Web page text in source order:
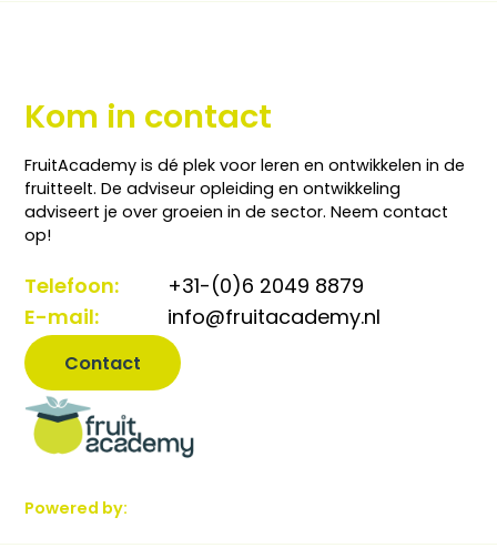
Kom in contact
FruitAcademy is dé plek voor leren en ontwikkelen in de
fruitteelt. De adviseur opleiding en ontwikkeling
adviseert je over groeien in de sector. Neem contact
op!
Telefoon:
+31-(0)6 2049 8879
E-mail:
info@fruitacademy.nl
Contact
Powered by: